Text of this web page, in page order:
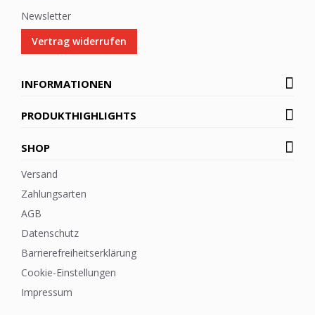
Newsletter
Vertrag widerrufen
INFORMATIONEN
PRODUKTHIGHLIGHTS
SHOP
Versand
Zahlungsarten
AGB
Datenschutz
Barrierefreiheitserklärung
Cookie-Einstellungen
Impressum